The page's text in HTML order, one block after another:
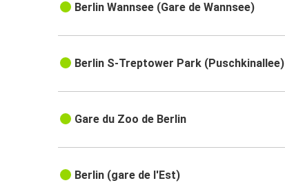
Berlin Wannsee (Gare de Wannsee)
Berlin S-Treptower Park (Puschkinallee)
Gare du Zoo de Berlin
Berlin (gare de l'Est)